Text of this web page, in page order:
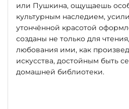
или Пушкина, ощущаешь
культурным наследием,
утончённой красотой
созданы не только для
любования ими, как
искусства, достойным быть
домашней библиотеки.